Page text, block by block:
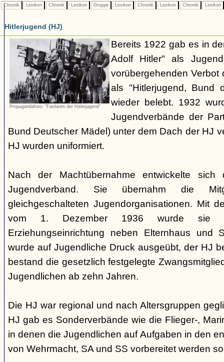
Chronik Lexikon Chronik Lexikon Gruppe Lexikon Chronik Lexikon Chronik Lexikon
Hitlerjugend (HJ)
Propagandafoto: "Fanfaren der Hitlerjugend"
Bereits 1922 gab es in
Adolf Hitler" als
vorübergehenden Verbot
als "Hitlerjugend, Bund
wieder belebt. 1932
Jugendverbände der
Bund Deutscher Mädel) unter dem Dach der HJ
HJ wurden uniformiert.
Nach der Machtübernahme entwickelte
Jugendverband. Sie übernahm die
gleichgeschalteten Jugendorganisationen. Mit
vom 1. Dezember 1936 wurde sie
Erziehungseinrichtung neben Elternhaus und
wurde auf Jugendliche Druck ausgeübt, der HJ
bestand die gesetzlich festgelegte
Jugendlichen ab zehn Jahren.
Die HJ war regional und nach Altersgruppen
HJ gab es Sonderverbände wie die Flieger-,
in denen die Jugendlichen auf Aufgaben in den
von Wehrmacht, SA und SS vorbereitet werden